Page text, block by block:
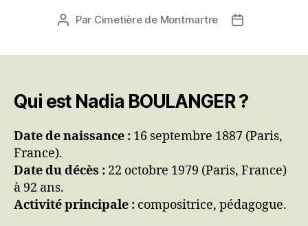
Auteur
Par Cimetière de Montmartre
Date
Qui est Nadia BOULANGER ?
Date de naissance : 16 septembre 1887 (Paris,
France).
Date du décès : 22 octobre 1979 (Paris, France)
à 92 ans.
Activité principale : compositrice, pédagogue.